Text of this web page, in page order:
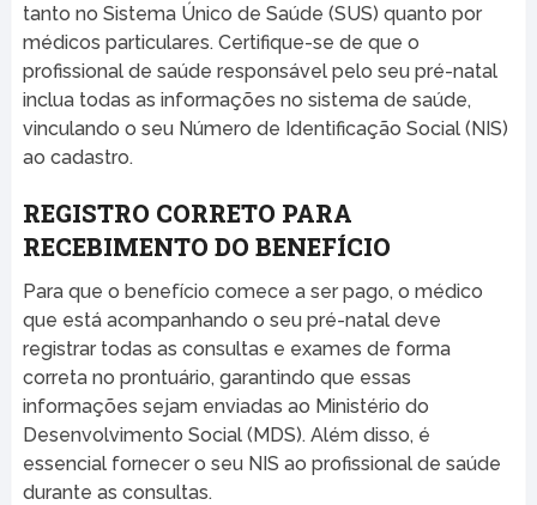
tanto no Sistema Único de Saúde (SUS) quanto por
médicos particulares. Certifique-se de que o
profissional de saúde responsável pelo seu pré-natal
inclua todas as informações no sistema de saúde,
vinculando o seu Número de Identificação Social (NIS)
ao cadastro.
REGISTRO CORRETO PARA
RECEBIMENTO DO BENEFÍCIO
Para que o benefício comece a ser pago, o médico
que está acompanhando o seu pré-natal deve
registrar todas as consultas e exames de forma
correta no prontuário, garantindo que essas
informações sejam enviadas ao Ministério do
Desenvolvimento Social (MDS). Além disso, é
essencial fornecer o seu NIS ao profissional de saúde
durante as consultas.